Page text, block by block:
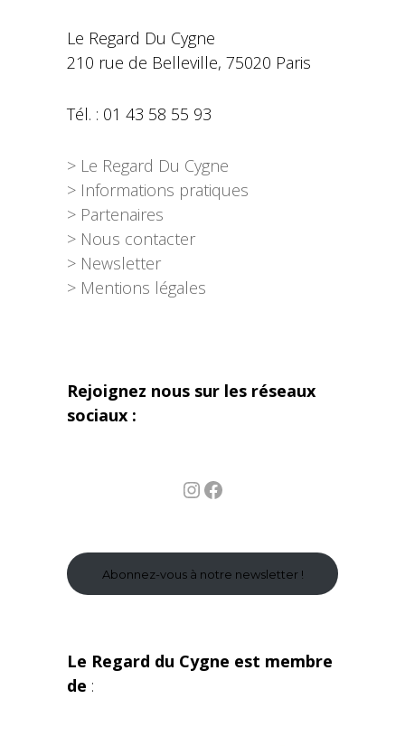
Le Regard Du Cygne
210 rue de Belleville, 75020 Paris
Tél. : 01 43 58 55 93
> Le Regard Du Cygne
> Informations pratiques
> Partenaires
> Nous contacter
> Newsletter
> Mentions légales
Rejoignez nous sur les réseaux
sociaux :
InstagramFacebook
Abonnez-vous à notre newsletter !
Le Regard du Cygne est membre
de :